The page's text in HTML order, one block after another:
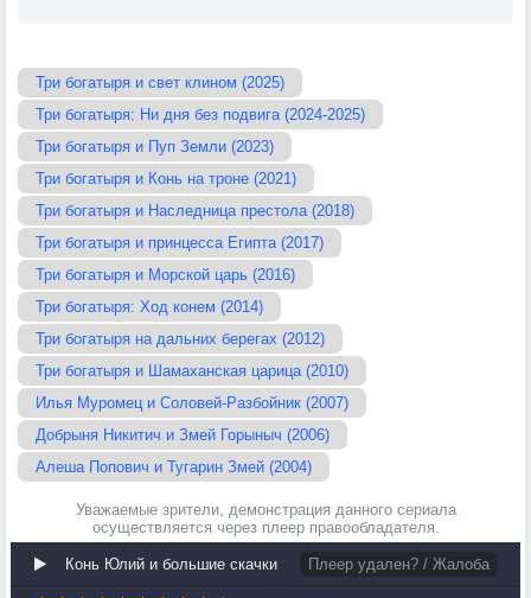
Три богатыря и свет клином (2025)
Три богатыря: Ни дня без подвига (2024-2025)
Три богатыря и Пуп Земли (2023)
Три богатыря и Конь на троне (2021)
Три богатыря и Наследница престола (2018)
Три богатыря и принцесса Египта (2017)
Три богатыря и Морской царь (2016)
Три богатыря: Ход конем (2014)
Три богатыря на дальних берегах (2012)
Три богатыря и Шамаханская царица (2010)
Илья Муромец и Соловей-Разбойник (2007)
Добрыня Никитич и Змей Горыныч (2006)
Алеша Попович и Тугарин Змей (2004)
Уважаемые зрители, демонстрация данного сериала
осуществляется через плеер правообладателя.
Конь Юлий и большие скачки Плеер удален? / Жалоба